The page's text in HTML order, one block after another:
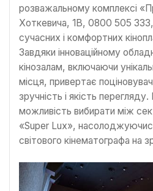
розважальному комплексі
Хоткевича, 1В, 0800 505
сучасних і комфортних
Завдяки інноваційному
кінозалам, включаючи
місця, привертає
зручність і якість
можливість вибирати між
«Super Lux»,
світового кінематографа на